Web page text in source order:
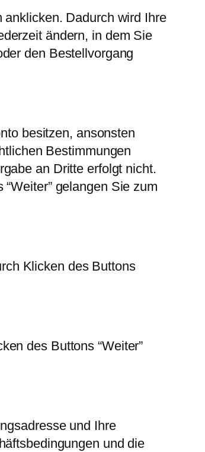
anklicken. Dadurch wird Ihre
ändern, in dem Sie
den Bestellvorgang
besitzen, ansonsten
Bestimmungen
an Dritte erfolgt nicht.
gelangen Sie zum
Klicken des Buttons
des Buttons “Weiter”
und Ihre
und die